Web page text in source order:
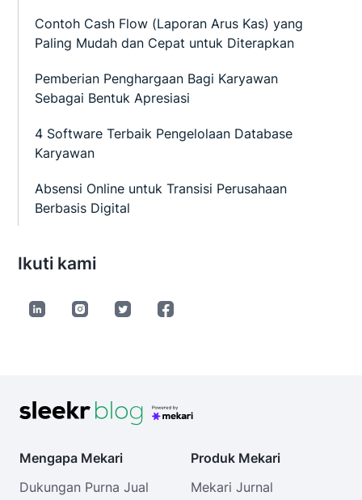
Contoh Cash Flow (Laporan Arus Kas) yang
Paling Mudah dan Cepat untuk Diterapkan
Pemberian Penghargaan Bagi Karyawan
Sebagai Bentuk Apresiasi
4 Software Terbaik Pengelolaan Database
Karyawan
Absensi Online untuk Transisi Perusahaan
Berbasis Digital
Ikuti kami
Mengapa Mekari
Dukungan Purna Jual
Produk Mekari
Mekari Jurnal